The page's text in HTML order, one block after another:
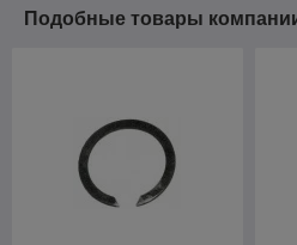
Подобные товары